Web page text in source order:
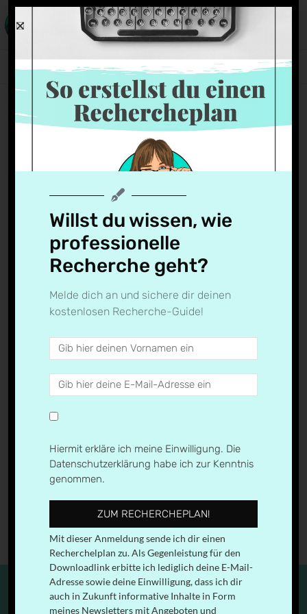
150319-1759-948-0960-
22. Juli 2018
Willst du wissen, wie
professionelle
Recherche geht?
Melde dich an und sichere dir deinen
kostenlosen Recherche-Guide!
Hiermit erkläre ich meine Einwilligung. Die
Datenschutzerklärung habe ich zur Kenntnis
genommen.
ZUM RECHERCHEPLAN!
Mit dieser Anmeldung sende ich dir einen
Recherchelplan zu. Als Gegenleistung für den
Downloadlink erbitte ich lediglich deine E-Mail-
Adresse sowie deine Einwilligung, dass ich dir
auch in Zukunft informative Inhalte in Form
meines Newsletters mit Angeboten und